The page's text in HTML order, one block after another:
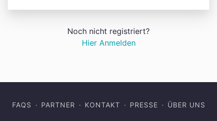
Noch nicht registriert?
Hier Anmelden
FAQS PARTNER KONTAKT PRESSE ÜBER UNS